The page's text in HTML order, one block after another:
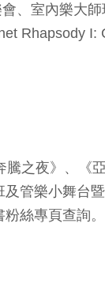
、室內樂大
Rhapsody I:
之夜》、《
管樂小舞台
粉絲專頁查詢。